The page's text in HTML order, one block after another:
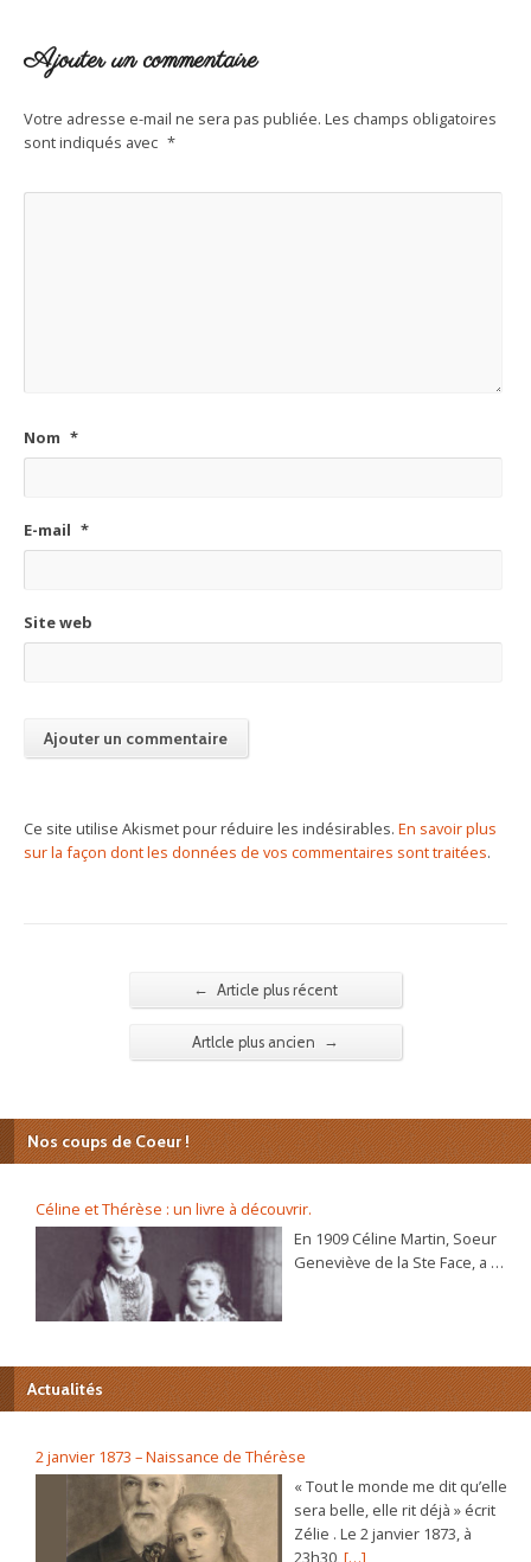
Ajouter un commentaire
Votre adresse e-mail ne sera pas publiée. Les champs obligatoires
sont indiqués avec *
Nom *
E-mail *
Site web
Ce site utilise Akismet pour réduire les indésirables. En savoir plus
sur la façon dont les données de vos commentaires sont traitées.
← Article plus récent
Artlcle plus ancien →
Nos coups de Coeur !
Céline et Thérèse : un livre à découvrir.
En 1909 Céline Martin, Soeur
Geneviève de la Ste Face, a 40
béatification va s’ouvrir
bientôt. C’est alors que la
demande d’écrire sa propre
autobiographie. Dans ce récit
plein de vie et d’humour elle
raconte, de sa naissance à sa
vie au Carmel, les chemins
Actualités
2 janvier 1873 – Naissance de Thérèse
« Tout le monde me dit qu’elle
sera belle, elle rit déjà » écrit
Zélie . Le 2 janvier 1873, à
23h30,[…]